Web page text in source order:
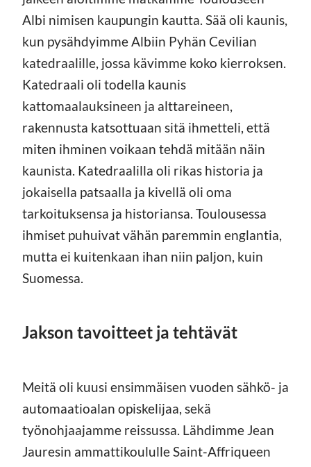
Albi nimisen kaupungin kautta. Sää oli kaunis,
kun pysähdyimme Albiin Pyhän Cevilian
katedraalille, jossa kävimme koko kierroksen.
Katedraali oli todella kaunis
kattomaalauksineen ja alttareineen,
rakennusta katsottuaan sitä ihmetteli, että
miten ihminen voikaan tehdä mitään näin
kaunista. Katedraalilla oli rikas historia ja
jokaisella patsaalla ja kivellä oli oma
tarkoituksensa ja historiansa. Toulousessa
ihmiset puhuivat vähän paremmin englantia,
mutta ei kuitenkaan ihan niin paljon, kuin
Suomessa.
Jakson tavoitteet ja tehtävät
Meitä oli kuusi ensimmäisen vuoden sähkö- ja
automaatioalan opiskelijaa, sekä
työnohjaajamme reissussa. Lähdimme Jean
Jauresin ammattikoululle Saint-Affriqueen